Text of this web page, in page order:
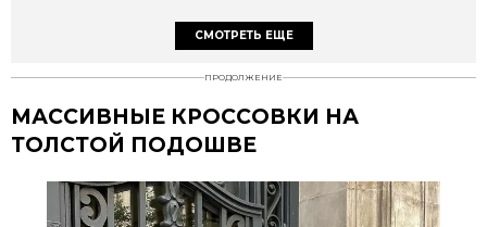
СМОТРЕТЬ ЕЩЕ
ПРОДОЛЖЕНИЕ
МАССИВНЫЕ КРОССОВКИ НА
ТОЛСТОЙ ПОДОШВЕ